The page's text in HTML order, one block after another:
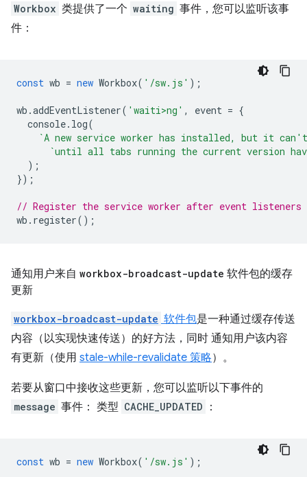
Workbox 类提供了一个 waiting 事件，您可以监听该事
件：
const wb = new Workbox( '/sw.js' );
wb .addEventListener( 'waiti>ng' , event = {
console. log(
`A new service worker has installed, but it
`until all tabs running the current version
);
});
// Register the service worker after event listeners
wb . register();
通知用户来自 workbox-broadcast-update 软件包的缓存
更新
workbox-broadcast-update 软件包是一种通过缓存传送
内容（以实现快速传送）的好方法，同时 通知用户该内容
有更新（使用 stale-while-revalidate 策略）。
若要从窗口中接收这些更新，您可以监听以下事件的
message 事件： 类型 CACHE_UPDATED ：
const wb = new Workbox( '/sw.js' );